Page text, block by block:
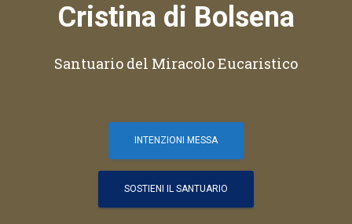
Cristina di Bolsena
Santuario del Miracolo Eucaristico
INTENZIONI MESSA
SOSTIENI IL SANTUARIO